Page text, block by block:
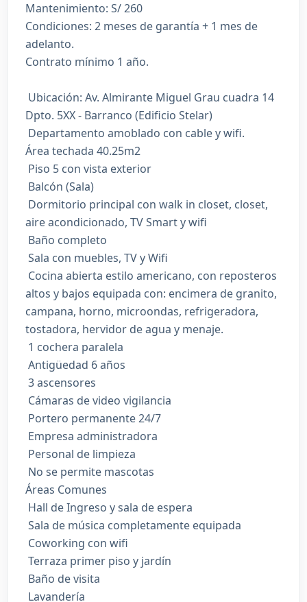
Mantenimiento: S/ 260
Condiciones: 2 meses de garantía + 1 mes de
adelanto.
Contrato mínimo 1 año.
️ Ubicación: Av. Almirante Miguel Grau cuadra 14
Dpto. 5XX - Barranco (Edificio Stelar)
️ Departamento amoblado con cable y wifi.
Área techada 40.25m2
️ Piso 5 con vista exterior
️ Balcón (Sala)
️ Dormitorio principal con walk in closet, closet,
aire acondicionado, TV Smart y wifi
️ Baño completo
️ Sala con muebles, TV y Wifi
️ Cocina abierta estilo americano, con reposteros
altos y bajos equipada con: encimera de granito,
campana, horno, microondas, refrigeradora,
tostadora, hervidor de agua y menaje.
️ 1 cochera paralela
️ Antigüedad 6 años
️ 3 ascensores
️ Cámaras de video vigilancia
️ Portero permanente 24/7
️ Empresa administradora
️ Personal de limpieza
️ No se permite mascotas
Áreas Comunes
️ Hall de Ingreso y sala de espera
️ Sala de música completamente equipada
️ Coworking con wifi
️ Terraza primer piso y jardín
️ Baño de visita
️ Lavandería